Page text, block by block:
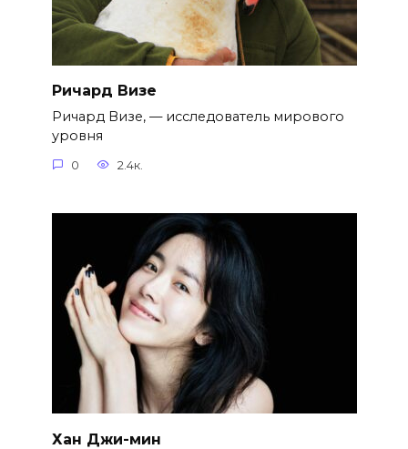
Ричард Визе
Ричард Визе, — исследователь мирового
уровня
0 2.4к.
Хан Джи-мин